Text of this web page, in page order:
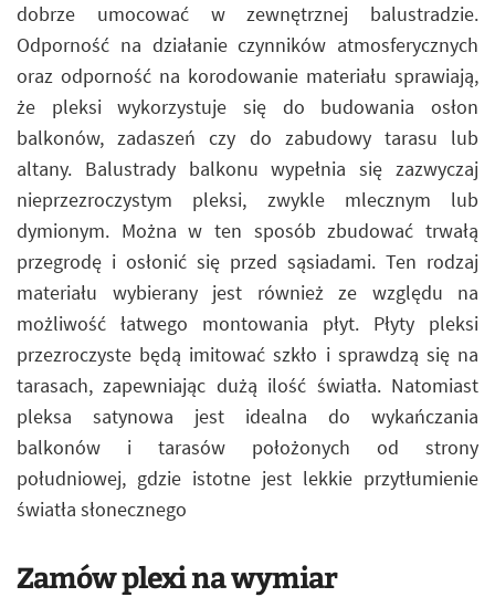
dobrze umocować w zewnętrznej balustradzie.
Odporność na działanie czynników atmosferycznych
oraz odporność na korodowanie materiału sprawiają,
że pleksi wykorzystuje się do budowania osłon
balkonów, zadaszeń czy do zabudowy tarasu lub
altany. Balustrady balkonu wypełnia się zazwyczaj
nieprzezroczystym pleksi, zwykle mlecznym lub
dymionym. Można w ten sposób zbudować trwałą
przegrodę i osłonić się przed sąsiadami. Ten rodzaj
materiału wybierany jest również ze względu na
możliwość łatwego montowania płyt. Płyty pleksi
przezroczyste będą imitować szkło i sprawdzą się na
tarasach, zapewniając dużą ilość światła. Natomiast
pleksa satynowa jest idealna do wykańczania
balkonów i tarasów położonych od strony
południowej, gdzie istotne jest lekkie przytłumienie
światła słonecznego
Zamów plexi na wymiar